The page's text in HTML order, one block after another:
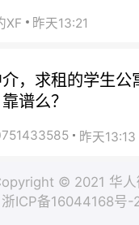
XF 昨天13:21
，求租的学生公
谱么？
昨天13:13
© 2021 华人
浙ICP备16044168号-